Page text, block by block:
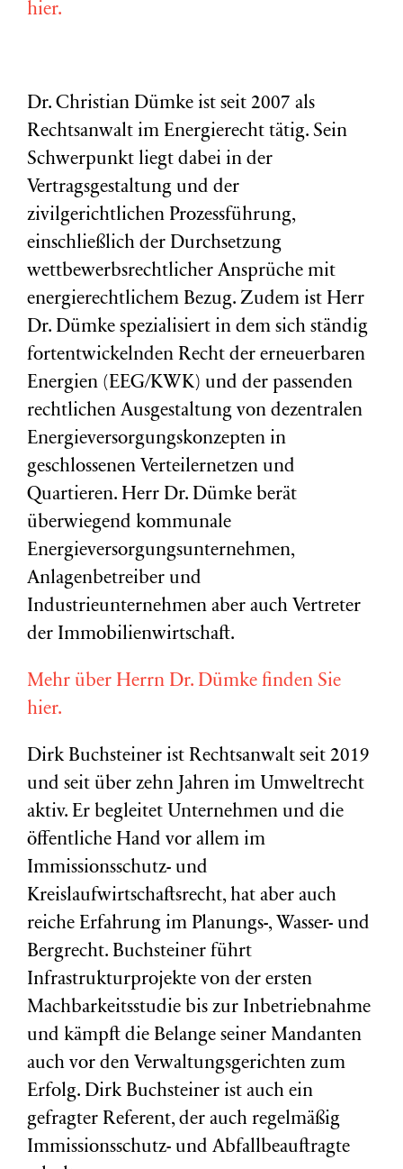
hier.
Dr. Christian Dümke ist seit 2007 als
Rechtsanwalt im Energierecht tätig. Sein
Schwerpunkt liegt dabei in der
Vertragsgestaltung und der
zivilgerichtlichen Prozessführung,
einschließlich der Durchsetzung
wettbewerbsrechtlicher Ansprüche mit
energierechtlichem Bezug. Zudem ist Herr
Dr. Dümke spezialisiert in dem sich ständig
fortentwickelnden Recht der erneuerbaren
Energien (EEG/KWK) und der passenden
rechtlichen Ausgestaltung von dezentralen
Energieversorgungskonzepten in
geschlossenen Verteilernetzen und
Quartieren. Herr Dr. Dümke berät
überwiegend kommunale
Energieversorgungsunternehmen,
Anlagenbetreiber und
Industrieunternehmen aber auch Vertreter
der Immobilienwirtschaft.
Mehr über Herrn Dr. Dümke finden Sie
hier.
Dirk Buchsteiner ist Rechtsanwalt seit 2019
und seit über zehn Jahren im Umweltrecht
aktiv. Er begleitet Unternehmen und die
öffentliche Hand vor allem im
Immissionsschutz- und
Kreislaufwirtschaftsrecht, hat aber auch
reiche Erfahrung im Planungs-, Wasser- und
Bergrecht. Buchsteiner führt
Infrastrukturprojekte von der ersten
Machbarkeitsstudie bis zur Inbetriebnahme
und kämpft die Belange seiner Mandanten
auch vor den Verwaltungsgerichten zum
Erfolg. Dirk Buchsteiner ist auch ein
gefragter Referent, der auch regelmäßig
Immissionsschutz- und Abfallbeauftragte